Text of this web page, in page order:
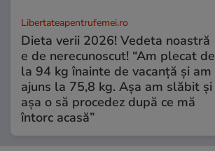
Libertateapentrufemei.ro
Dieta verii 2026! Vedeta noastră
e de nerecunoscut! “Am plecat de
la 94 kg înainte de vacanță și am
ajuns la 75,8 kg. Așa am slăbit și
așa o să procedez după ce mă
întorc acasă”